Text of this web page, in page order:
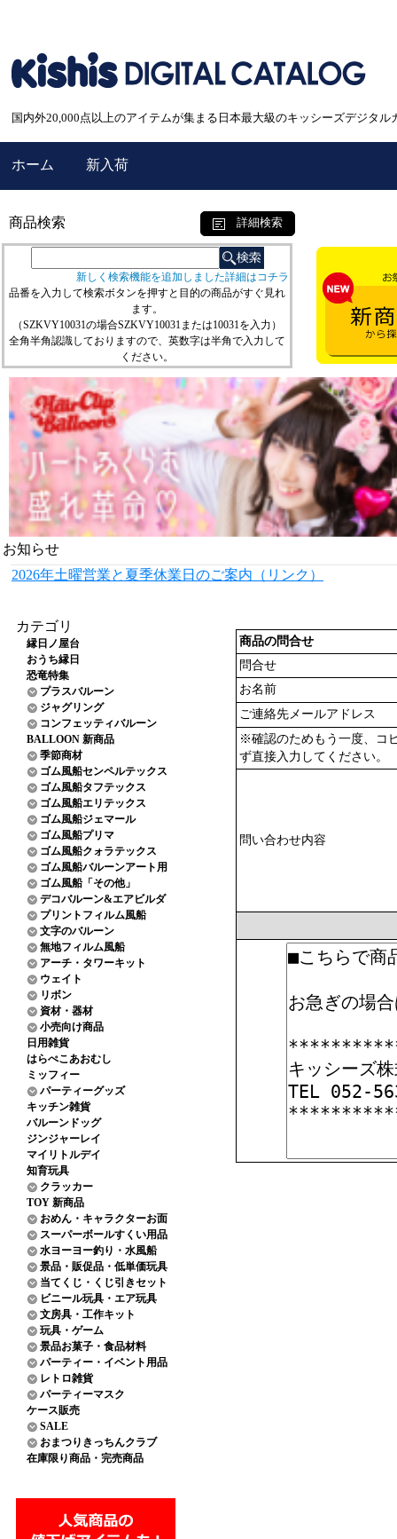
国内外20,000点以上のアイテムが集まる日本最大級のキッシーズデジタル
ホーム 新入荷
商品検索 詳細検索
新しく検索機能を追加しました詳細はコチラ
品番を入力して検索ボタンを押すと目的の商品がすぐ見れ
ます。
（SZKVY10031の場合SZKVY10031または10031を入力）
全角半角認識しておりますので、英数字は半角で入力して
ください。
お知らせ
2026年土曜営業と夏季休業日のご案内（リンク）
カテゴリ
縁日ノ屋台
おうち縁日
恐竜特集
プラスバルーン
ジャグリング
コンフェッティバルーン
BALLOON 新商品
季節商材
ゴム風船センペルテックス
ゴム風船タフテックス
ゴム風船エリテックス
ゴム風船ジェマール
ゴム風船プリマ
ゴム風船クォラテックス
ゴム風船バルーンアート用
ゴム風船「その他」
デコバルーン&エアビルダ
プリントフィルム風船
文字のバルーン
無地フィルム風船
アーチ・タワーキット
ウェイト
リボン
資材・器材
小売向け商品
日用雑貨
はらぺこあおむし
ミッフィー
パーティーグッズ
キッチン雑貨
バルーンドッグ
ジンジャーレイ
マイリトルデイ
知育玩具
クラッカー
TOY 新商品
おめん・キャラクターお面
スーパーボールすくい用品
水ヨーヨー釣り・水風船
景品・販促品・低単価玩具
当てくじ・くじ引きセット
ビニール玩具・エア玩具
文房具・工作キット
玩具・ゲーム
景品お菓子・食品材料
パーティー・イベント用品
レトロ雑貨
パーティーマスク
ケース販売
SALE
おまつりきっちんクラブ
在庫限り商品・完売商品
商品の問合せ
問合せ
お名前
ご連絡先メールアドレス
※確認のためもう一度、コ
ず直接入力してください。
問い合わせ内容